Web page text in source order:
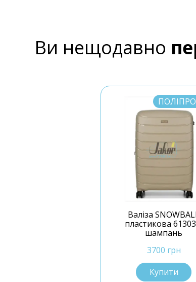
Ви нещодавно
Валіза
пластикова
шампань
3700 грн
Купити